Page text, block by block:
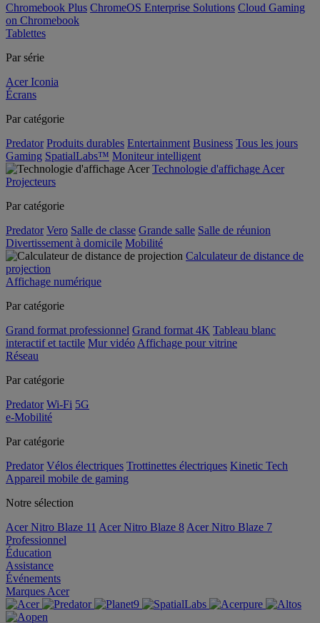
Chromebook Plus ChromeOS Enterprise Solutions Cloud Gaming
on Chromebook
Tablettes
Par série
Acer Iconia
Écrans
Par catégorie
Predator Produits durables Entertainment Business Tous les jours
Gaming SpatialLabs™ Moniteur intelligent
Technologie d'affichage Acer
Projecteurs
Par catégorie
Predator Vero Salle de classe Grande salle Salle de réunion
Divertissement à domicile Mobilité
Calculateur de distance de
projection
Affichage numérique
Par catégorie
Grand format professionnel Grand format 4K Tableau blanc
interactif et tactile Mur vidéo Affichage pour vitrine
Réseau
Par catégorie
Predator Wi-Fi 5G
e-Mobilité
Par catégorie
Predator Vélos électriques Trottinettes électriques Kinetic Tech
Appareil mobile de gaming
Notre sélection
Acer Nitro Blaze 11 Acer Nitro Blaze 8 Acer Nitro Blaze 7
Professionnel
Éducation
Assistance
Événements
Marques Acer